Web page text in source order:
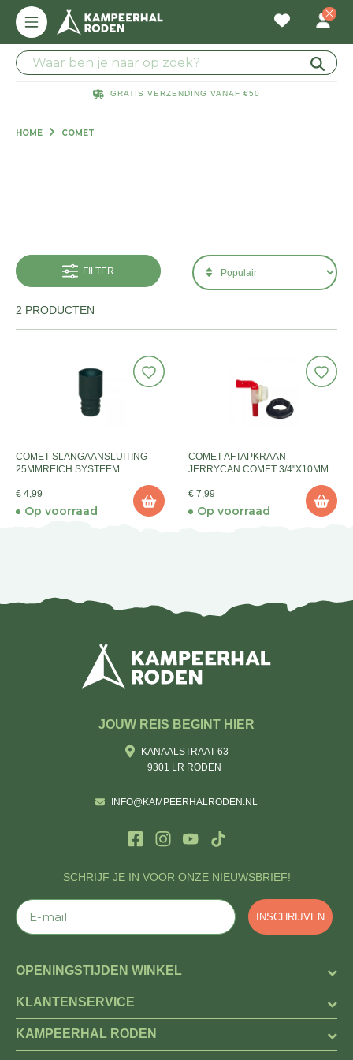
GRATIS VERZENDING VANAF €50
HOME COMET
FILTER
2 PRODUCTEN
COMET SLANGAANSLUITING
25MMREICH SYSTEEM
€ 4,99
Op voorraad
COMET AFTAPKRAAN
JERRYCAN COMET 3/4"X10MM
€ 7,99
Op voorraad
SCHRIJF JE IN VOOR ONZE NIEUWSBRIEF!
E-mail
INSCHRIJVEN
JOUW REIS BEGINT HIER
KANAALSTRAAT 63
9301 LR RODEN
INFO@KAMPEERHALRODEN.NL
OPENINGSTIJDEN WINKEL
KLANTENSERVICE
KAMPEERHAL RODEN